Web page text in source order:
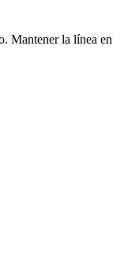
Mantener la línea en